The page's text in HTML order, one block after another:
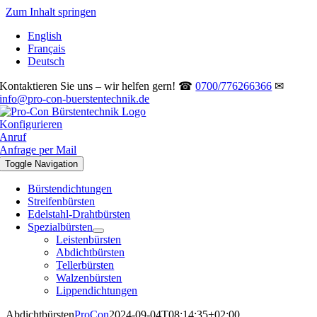
Zum Inhalt springen
English
Français
Deutsch
Kontaktieren Sie uns – wir helfen gern! ☎0700/776266366 ✉
info@pro-con-buerstentechnik.de
Konfigurieren
Anruf
Anfrage per Mail
Toggle Navigation
Bürstendichtungen
Streifenbürsten
Edelstahl-Drahtbürsten
Spezialbürsten
Leistenbürsten
Abdichtbürsten
Tellerbürsten
Walzenbürsten
Lippendichtungen
AbdichtbürstenProCon2024-09-04T08:14:35+02:00